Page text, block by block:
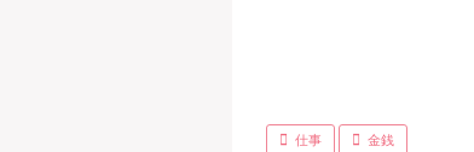
仕事 金銭